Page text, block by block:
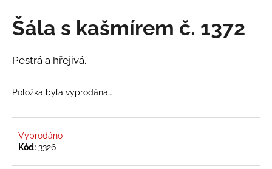
Šála s kašmírem č. 1372
Pestrá a hřejivá.
Položka byla vyprodána…
Vyprodáno
Kód: 3326
o
p
o